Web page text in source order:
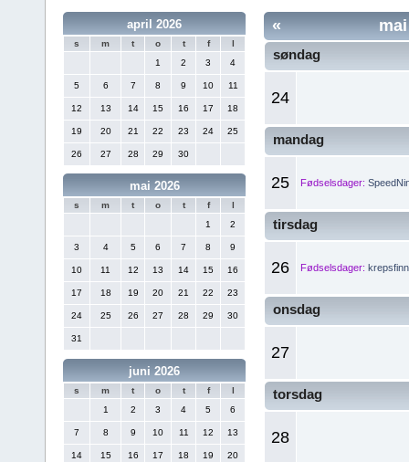
april 2026
s m t o t f
l
1
2 3 4
5 6 7 8 9 10 11
12 13 14 15 16 17 18
19 20 21 22 23 24 25
26 27 28 29 30
mai 2026
s m t o t f
l
1
2
3 4 5 6 7 8 9
10 11 12 13 14 15 16
17 18 19 20 21 22 23
24 25 26 27 28 29 30
31
juni 2026
s m t o t f
l
1
2 3 4 5 6
7 8 9 10 11 12 13
14 15 16 17 18 19 20
«
søndag
24
mandag
25 Fødselsdager:
tirsdag
26 Fødselsdager:
onsdag
27
torsdag
28